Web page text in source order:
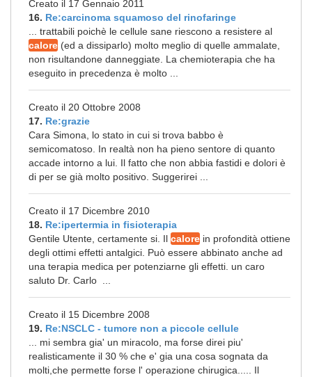
Creato il 17 Gennaio 2011
16. Re:carcinoma squamoso del rinofaringe
... trattabili poichè le cellule sane riescono a resistere al
calore (ed a dissiparlo) molto meglio di quelle ammalate,
non risultandone danneggiate. La chemioterapia che ha
eseguito in precedenza è molto ...
Creato il 20 Ottobre 2008
17. Re:grazie
Cara Simona, lo stato in cui si trova babbo è
semicomatoso. In realtà non ha pieno sentore di quanto
accade intorno a lui. Il fatto che non abbia fastidi e dolori è
di per se già molto positivo. Suggerirei ...
Creato il 17 Dicembre 2010
18. Re:ipertermia in fisioterapia
Gentile Utente, certamente si. Il calore in profondità ottiene
degli ottimi effetti antalgici. Può essere abbinato anche ad
una terapia medica per potenziarne gli effetti. un caro
saluto Dr. Carlo ...
Creato il 15 Dicembre 2008
19. Re:NSCLC - tumore non a piccole cellule
... mi sembra gia' un miracolo, ma forse direi piu'
realisticamente il 30 % che e' gia una cosa sognata da
molti,che permette forse l' operazione chirugica..... Il